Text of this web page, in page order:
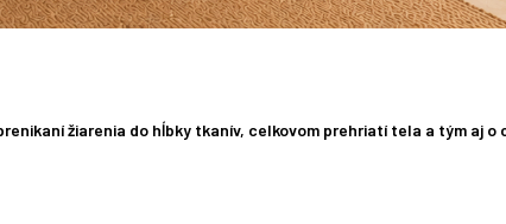
žiarenia do hĺbky tkanív, celkovom prehriatí tela a tým aj